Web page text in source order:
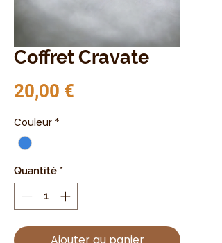
Coffret Cravate
20,00 €
Couleur *
Quantité *
Ajouter au panier